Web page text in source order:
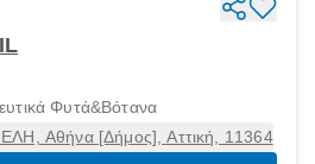
Φυτά&Βότανα
Αθήνα [Δήμος], Αττική, 11364